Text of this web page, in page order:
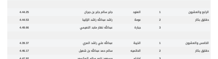
الرابع والعشرون 1 العنود جابر سالم جابر بن جبران
4.44.25
حقايق بكار
2 عومة راشد عبدالله راشد الزكيبا
4.44.53
3
جبارة عبدالله نهار ماجد النعيمي 4.49.66
الخامس والعشرون 1 الذيبة عبدالله علي راشد المري
4.39.37
حقايق بكار
2 الحاتميه سالم حمد عبدالله بن شعيل
4.46.17